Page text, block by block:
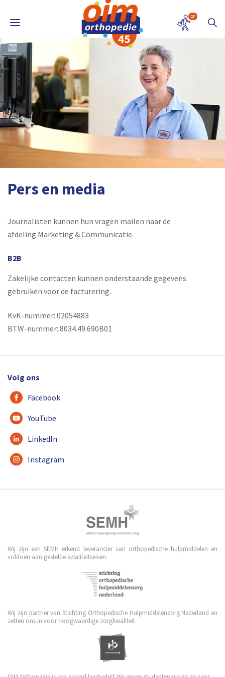
17
Pers en media
Journalisten kunnen hun vragen mailen naar de
afdeling Marketing & Communicatie.
B2B
Zakelijke contacten kunnen onderstaande gegevens
gebruiken voor de facturering.
KvK-nummer: 02054883
BTW-nummer: 8034.49.690B01
Volg ons
Facebook
YouTube
LinkedIn
Instagram
Wij zijn een SEMH erkend leverancier van orthopedische hulpmiddelen en
voldoen aan gestelde kwaliteitseisen.
Wij zijn partner van Stichting Orthopedische Hulpmiddelenzorg Nederland en
zetten ons in voor hoogwaardige zorgkwaliteit.